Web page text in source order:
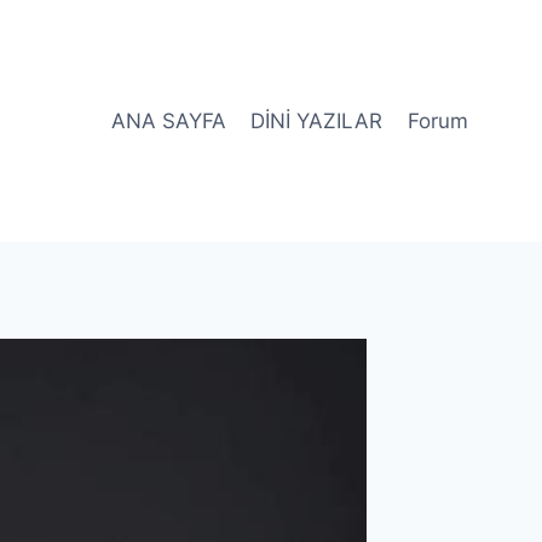
ANA SAYFA DİNİ YAZILAR Forum